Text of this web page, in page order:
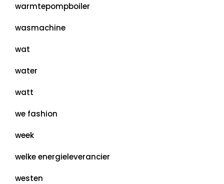
warmtepompboiler
wasmachine
wat
water
watt
we fashion
week
welke energieleverancier
westen